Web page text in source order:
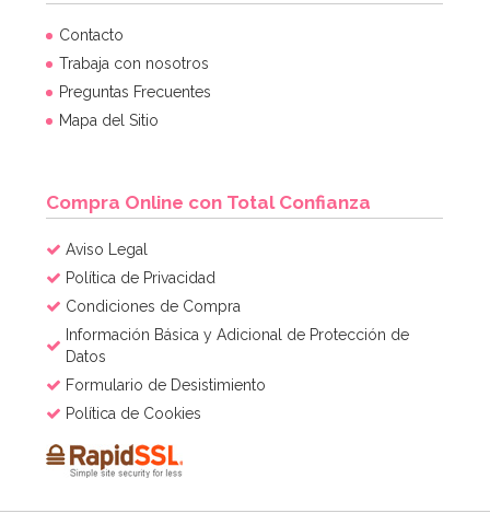
Contacto
Trabaja con nosotros
Preguntas Frecuentes
Mapa del Sitio
Compra Online con Total Confianza
Aviso Legal
Política de Privacidad
Condiciones de Compra
Información Básica y Adicional de Protección de
Datos
Formulario de Desistimiento
Política de Cookies